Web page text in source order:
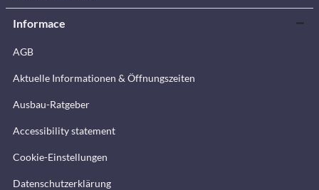
Informace
AGB
Aktuelle Informationen & Öffnungszeiten
Ausbau-Ratgeber
Accessibility statement
Cookie-Einstellungen
Datenschutzerklärung